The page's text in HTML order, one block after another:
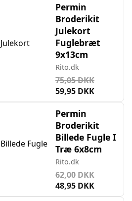
Permin
Broderikit
Julekort
Fuglebræt
9x13cm
Rito.dk
75,05 DKK
59,95 DKK
Permin
Broderikit
Billede Fugle I
Træ 6x8cm
Rito.dk
62,00 DKK
48,95 DKK